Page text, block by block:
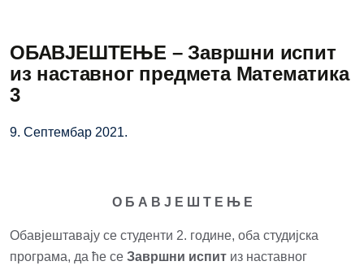
ОБАВЈЕШТЕЊЕ – Завршни испит
из наставног предмета Математика
3
9. Септембар 2021.
О Б А В Ј Е Ш Т Е Њ Е
Обавјештавају се студенти 2. године, оба студијска
програма, да ће се Завршни испит из наставног